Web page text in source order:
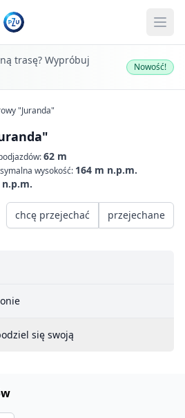
trasę? Wypróbuj
Nowość!
"Juranda"
62 m
wysokość: 164 m n.p.m.
n.p.m.
chcę przejechać przejechane
się swoją